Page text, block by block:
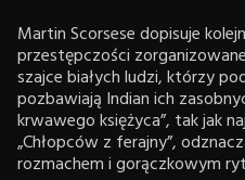
Martin Scorsese dopisuje
przestępczości
szajce białych ludzi, którzy
pozbawiają Indian ich
krwawego księżyca”, tak jak
„Chłopców z ferajny”,
rozmachem i gorączkowym